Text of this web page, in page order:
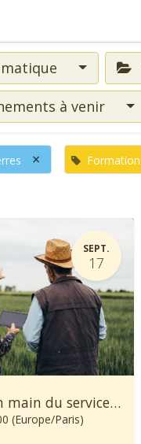
à venir
× Formation
SEPT.
17
[Formation] Prise en main du service climatique Climadiag Agriculture et Forêt
(Europe/Paris)